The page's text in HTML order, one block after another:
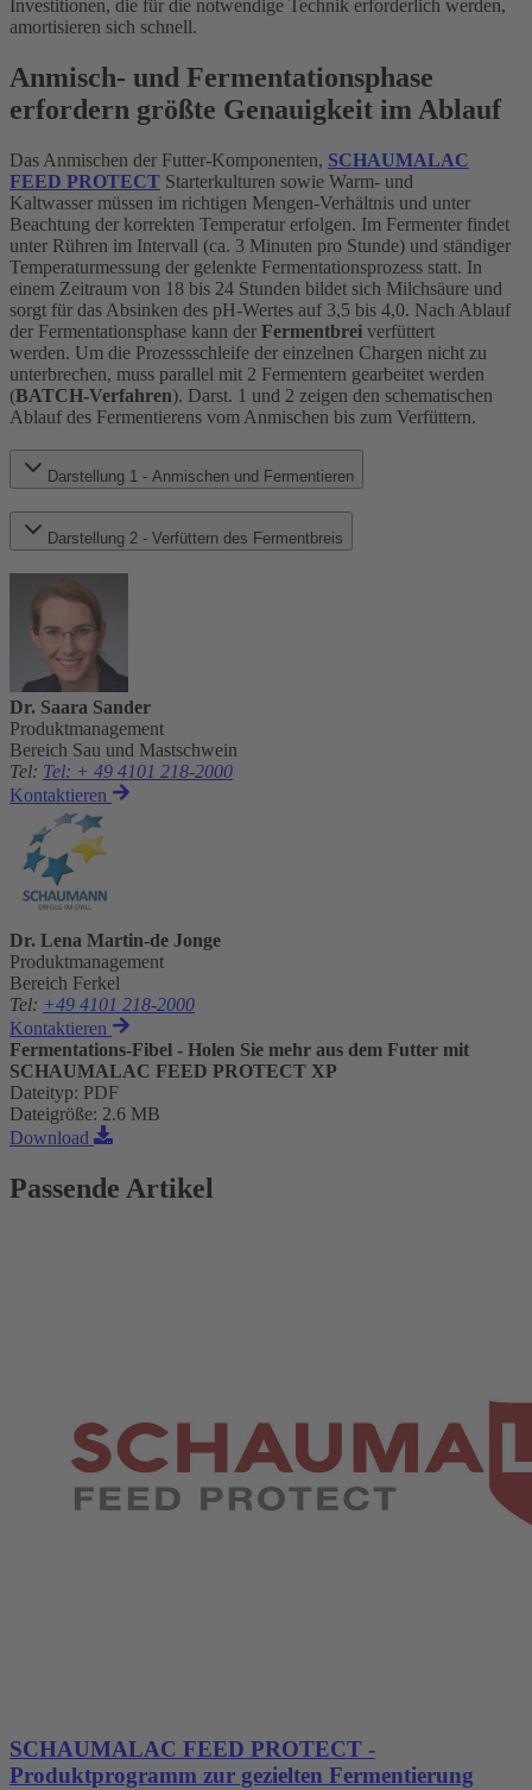
Investitionen, die für die notwendige Technik erforderlich werden,
amortisieren sich schnell.
Anmisch- und Fermentationsphase
erfordern größte Genauigkeit im Ablauf
Das Anmischen der Futter-Komponenten, SCHAUMALAC
FEED PROTECT Starterkulturen sowie Warm- und
Kaltwasser müssen im richtigen Mengen-Verhältnis und unter
Beachtung der korrekten Temperatur erfolgen. Im Fermenter findet
unter Rühren im Intervall (ca. 3 Minuten pro Stunde) und ständiger
Temperaturmessung der gelenkte Fermentationsprozess statt. In
einem Zeitraum von 18 bis 24 Stunden bildet sich Milchsäure und
sorgt für das Absinken des pH-Wertes auf 3,5 bis 4,0. Nach Ablauf
der Fermentationsphase kann der Fermentbrei verfüttert
werden. Um die Prozessschleife der einzelnen Chargen nicht zu
unterbrechen, muss parallel mit 2 Fermentern gearbeitet werden
(BATCH-Verfahren). Darst. 1 und 2 zeigen den schematischen
Ablauf des Fermentierens vom Anmischen bis zum Verfüttern.
Darstellung 1 - Anmischen und Fermentieren
Darstellung 2 - Verfüttern des Fermentbreis
Dr. Saara Sander
Produktmanagement
Bereich Sau und Mastschwein
Tel: Tel: + 49 4101 218-2000
Kontaktieren
Dr. Lena Martin-de Jonge
Produktmanagement
Bereich Ferkel
Tel: +49 4101 218-2000
Kontaktieren
Fermentations-Fibel - Holen Sie mehr aus dem Futter mit
SCHAUMALAC FEED PROTECT XP
Dateityp: PDF
Dateigröße: 2.6 MB
Download
Passende Artikel
SCHAUMALAC FEED PROTECT -
Produktprogramm zur gezielten Fermentierung